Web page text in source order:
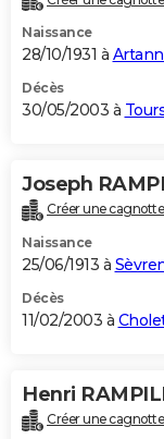
Naissance
28/10/1931 à
Décès
30/05/2003 à
Joseph
Créer une
Naissance
25/06/1913 à
Décès
11/02/2003 à
Henri
Créer une